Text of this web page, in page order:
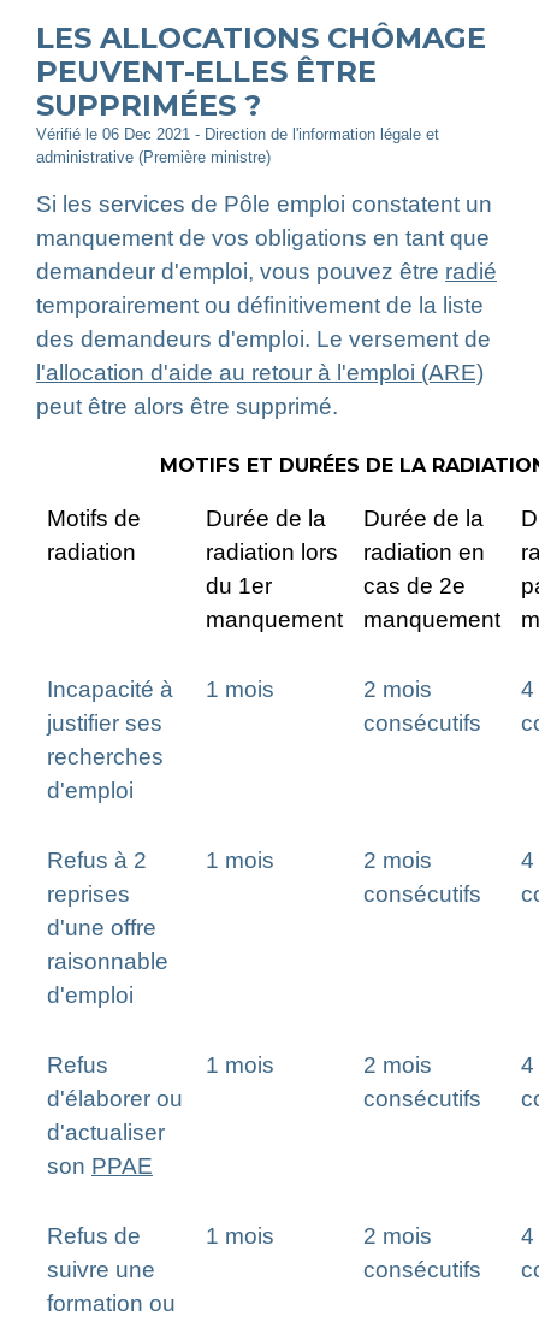
LES ALLOCATIONS CHÔMAGE
PEUVENT-ELLES ÊTRE
SUPPRIMÉES ?
Vérifié le 06 Dec 2021 - Direction de l'information légale et
administrative (Première ministre)
Si les services de Pôle emploi constatent un
manquement de vos obligations en tant que
demandeur d'emploi, vous pouvez être radié
temporairement ou définitivement de la liste
des demandeurs d'emploi. Le versement de
l'allocation d'aide au retour à l'emploi (ARE)
peut être alors être supprimé.
MOTIFS ET DURÉES DE LA
Motifs de
radiation
Durée de la
radiation lors
du 1er
manquement
Durée de la
radiation en
cas de 2e
manquement
Incapacité à
justifier ses
recherches
d'emploi
1 mois
2 mois
consécutifs
4
Refus à 2
reprises
d'une offre
raisonnable
d'emploi
1 mois
2 mois
consécutifs
4
Refus
d'élaborer ou
d'actualiser
son PPAE
1 mois
2 mois
consécutifs
4
Refus de
suivre une
formation ou
1 mois
2 mois
consécutifs
4